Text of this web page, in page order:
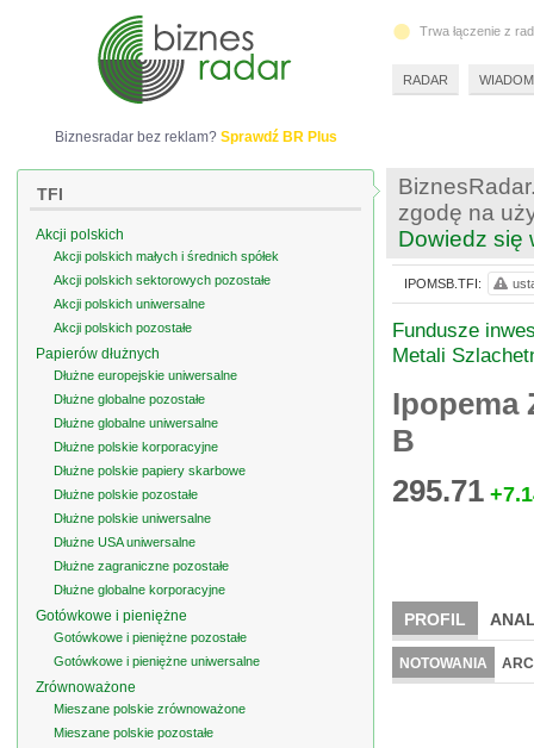
zgodę na
Dowiedz się
Fundusze
Metali
Ipopema
B
295.71
PROFIL
NOTOWANIA
IPOMSB.TFI:
Biznesradar bez reklam? Sprawdź BR Plus
TFI
Akcji polskich
Akcji polskich małych i średnich spółek
Akcji polskich sektorowych pozostałe
Akcji polskich uniwersalne
Akcji polskich pozostałe
Papierów dłużnych
Dłużne europejskie uniwersalne
Dłużne globalne pozostałe
Dłużne globalne uniwersalne
Dłużne polskie korporacyjne
Dłużne polskie papiery skarbowe
Dłużne polskie pozostałe
Dłużne polskie uniwersalne
Dłużne USA uniwersalne
Dłużne zagraniczne pozostałe
Dłużne globalne korporacyjne
Gotówkowe i pieniężne
Gotówkowe i pieniężne pozostałe
Gotówkowe i pieniężne uniwersalne
Zrównoważone
Mieszane polskie zrównoważone
Mieszane polskie pozostałe
Trwa łączenie z
RADAR